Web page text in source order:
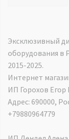
Эксклюзивный
оборудования в
2015-2025.
Интернет
ИП Горохов
Адрес: 690000,
+79880964779